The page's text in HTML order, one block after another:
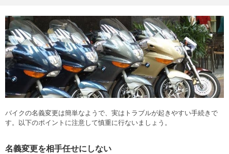
バイクの名義変更は簡単なようで、実はトラブルが起きやすい手続きで
す。以下のポイントに注意して慎重に行ないましょう。
名義変更を相手任せにしない